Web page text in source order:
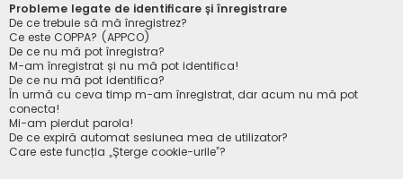
Probleme legate de identificare și înregistrare
De ce trebuie să mă înregistrez?
Ce este COPPA? (APPCO)
De ce nu mă pot înregistra?
M-am înregistrat și nu mă pot identifica!
De ce nu mă pot identifica?
În urmă cu ceva timp m-am înregistrat, dar acum nu mă pot
conecta!
Mi-am pierdut parola!
De ce expiră automat sesiunea mea de utilizator?
Care este funcția „Șterge cookie-urile”?